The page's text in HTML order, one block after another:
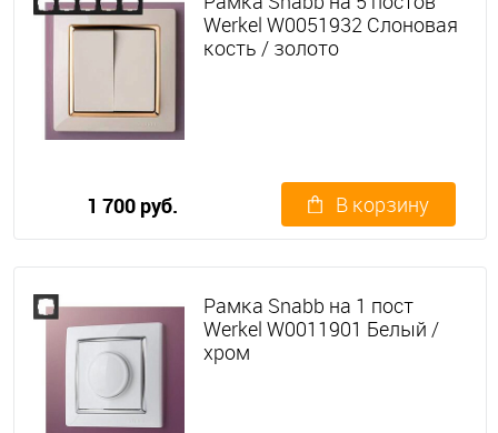
Werkel W0051932 Слоновая
кость / золото
1 700 руб. В корзину
Рамка Snabb на 1 пост
Werkel W0011901 Белый /
хром